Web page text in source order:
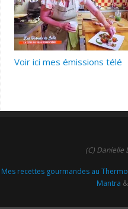
Voir ici mes émissions télé
(C) Danielle
Mes recettes gourmandes au
Mantra &